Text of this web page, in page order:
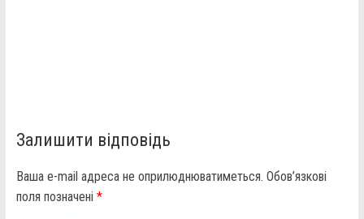
Залишити відповідь
Ваша e-mail адреса не оприлюднюватиметься. Обов’язкові
поля позначені *